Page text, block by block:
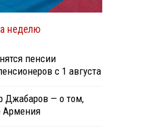
неделю
пенсии
с 1 августа
Джабаров — о том,
Армения